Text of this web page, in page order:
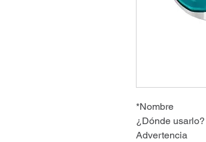
*Nombre
¿Dónde usarlo?
Advertencia